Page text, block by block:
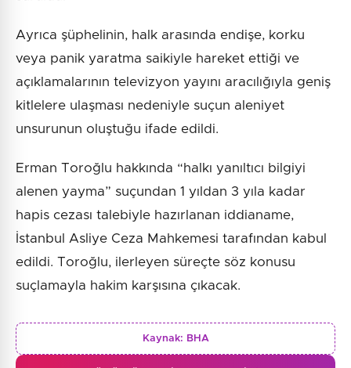
Ayrıca şüphelinin, halk arasında endişe, korku
veya panik yaratma saikiyle hareket ettiği ve
açıklamalarının televizyon yayını aracılığıyla geniş
kitlelere ulaşması nedeniyle suçun aleniyet
unsurunun oluştuğu ifade edildi.
Erman Toroğlu hakkında “halkı yanıltıcı bilgiyi
alenen yayma” suçundan 1 yıldan 3 yıla kadar
hapis cezası talebiyle hazırlanan iddianame,
İstanbul Asliye Ceza Mahkemesi tarafından kabul
edildi. Toroğlu, ilerleyen süreçte söz konusu
suçlamayla hakim karşısına çıkacak.
Kaynak: BHA